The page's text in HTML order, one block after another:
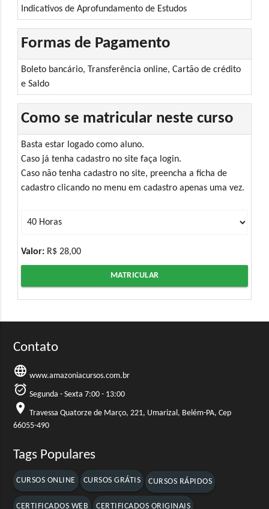
Indicativos de Aprofundamento de Estudos
Formas de Pagamento
Boleto bancário, Transferência online, Cartão de crédito
e Saldo
Como se matricular neste curso
Basta estar logado como aluno.
Caso já tenha cadastro no site faça login.
Caso não tenha cadastro no site, preencha a ficha de
cadastro clicando no menu em cadastro apenas uma vez.
Valor: R$ 28,00
MATRICULAR
Contato
language www.amazoniacursos.com.br
alarm_on Segunda - Sexta 7:00 - 13:00
location_on Travessa Quatorze de Março, 221, Umarizal, Belém-PA, Cep
66055-490
Tags Populares
CURSOS ONLINE CURSOS GRÁTIS CURSOS RÁPIDOS
CERTIFICADOS WEB CERTIFICADOS ORIGINAIS